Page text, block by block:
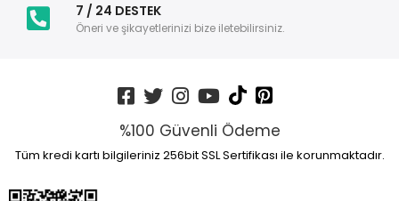
7 / 24 DESTEK
Öneri ve şikayetlerinizi bize iletebilirsiniz.
%100 Güvenli Ödeme
Tüm kredi kartı bilgileriniz 256bit SSL Sertifikası ile korunmaktadır.